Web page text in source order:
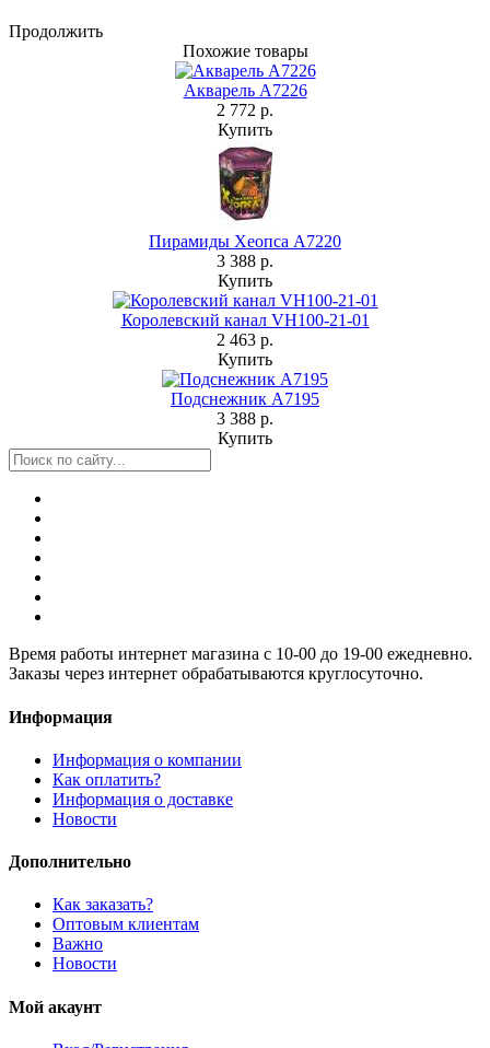
Продолжить
Похожие товары
Акварель А7226
2 772 р.
Купить
Пирамиды Хеопса А7220
3 388 р.
Купить
Королевский канал VH100-21-01
2 463 р.
Купить
Подснежник А7195
3 388 р.
Купить
Время работы интернет магазина с 10-00 до 19-00 ежедневно.
Заказы через интернет обрабатываются круглосуточно.
Информация
Информация о компании
Как оплатить?
Информация о доставке
Новости
Дополнительно
Как заказать?
Оптовым клиентам
Важно
Новости
Мой акаунт